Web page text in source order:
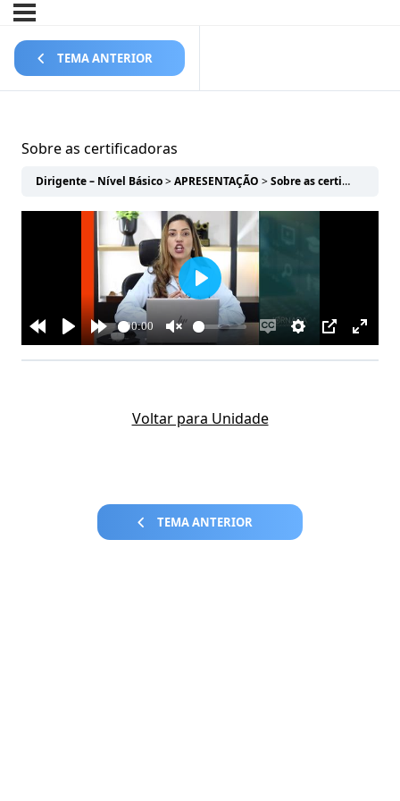
TEMA ANTERIOR
Sobre as certificadoras
Dirigente – Nível Básico APRESENTAÇÃO Sobre as certificadoras
TEMA ANTERIOR
Voltar para Unidade